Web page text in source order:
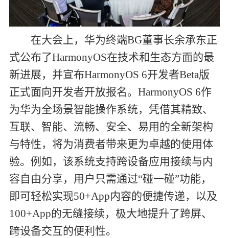
在大会上，华为终端BG董事长余承东正
式公布了HarmonyOS在技术和生态方面的最
新进展，并宣布HarmonyOS 6开发者Beta版
正式面向开发者开放报名。 HarmonyOS 6作
为华为全场景智能操作系统，凭借其精致、
互联、智能、流畅、安全、易用的全新架构
与特性，将为消费者带来更为卓越的使用体
验。例如，该系统支持跨设备应用接续与内
容自由分享，用户只需通过“碰一碰”功能，
即可轻松实现50+App内容的便捷传递，以及
100+App的无缝接续，极大地提升了跨屏、
跨设备交互的便利性。